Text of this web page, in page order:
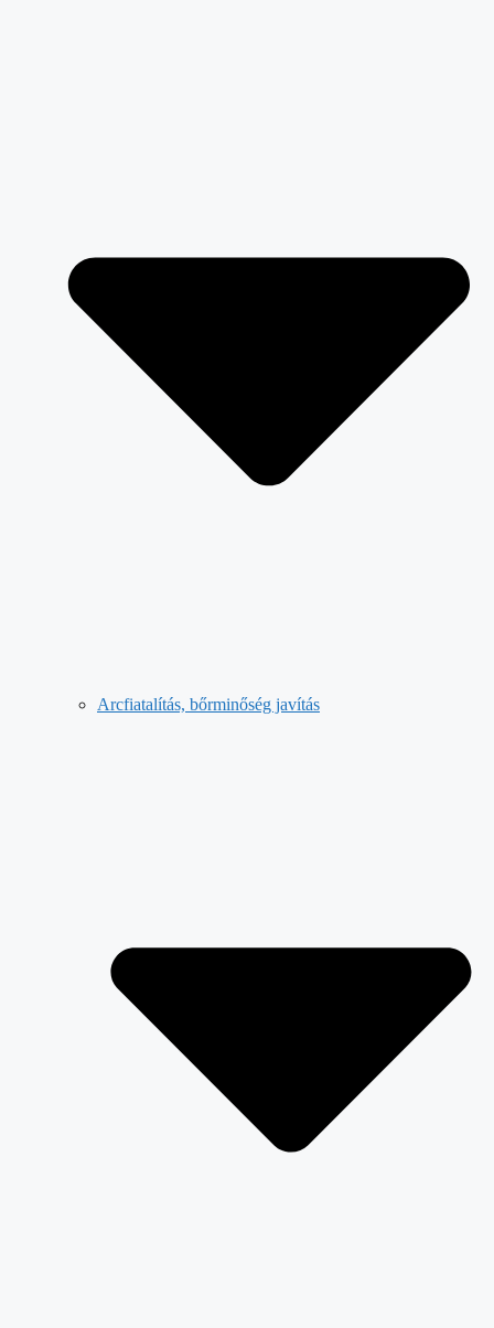
Arcfiatalítás, bőrminőség javítás